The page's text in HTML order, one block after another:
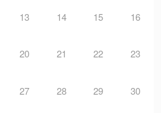
13 14 15 16
20 21 22 23
27 28 29 30